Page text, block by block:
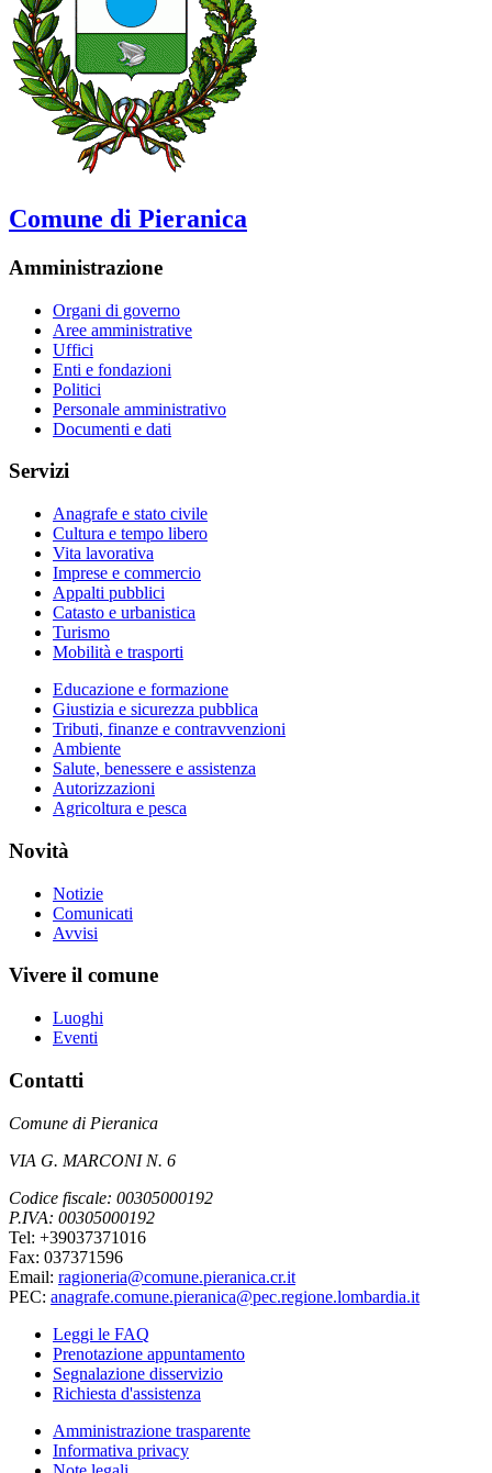
Comune di Pieranica
Amministrazione
Organi di governo
Aree amministrative
Uffici
Enti e fondazioni
Politici
Personale amministrativo
Documenti e dati
Servizi
Anagrafe e stato civile
Cultura e tempo libero
Vita lavorativa
Imprese e commercio
Appalti pubblici
Catasto e urbanistica
Turismo
Mobilità e trasporti
Educazione e formazione
Giustizia e sicurezza pubblica
Tributi, finanze e contravvenzioni
Ambiente
Salute, benessere e assistenza
Autorizzazioni
Agricoltura e pesca
Novità
Notizie
Comunicati
Avvisi
Vivere il comune
Luoghi
Eventi
Contatti
Comune di Pieranica
VIA G. MARCONI N. 6
Codice fiscale: 00305000192
P.IVA: 00305000192
Tel: +39037371016
Fax: 037371596
Email: ragioneria@comune.pieranica.cr.it
PEC: anagrafe.comune.pieranica@pec.regione.lombardia.it
Leggi le FAQ
Prenotazione appuntamento
Segnalazione disservizio
Richiesta d'assistenza
Amministrazione trasparente
Informativa privacy